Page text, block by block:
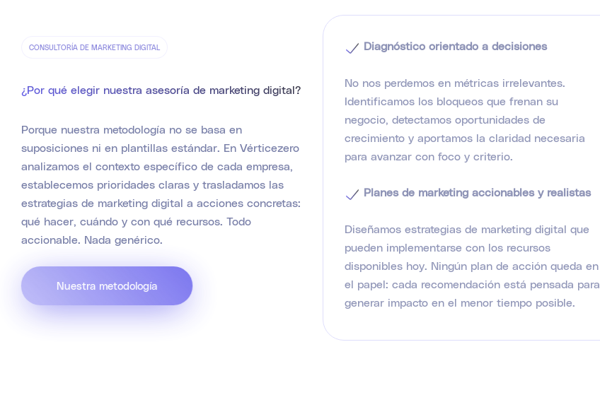
CONSULTORÍA DE MARKETING DIGITAL
¿Por qué elegir nuestra asesoría de marketing digital?
Porque nuestra metodología no se basa en
suposiciones ni en plantillas estándar. En Vérticezero
analizamos el contexto específico de cada empresa,
establecemos prioridades claras y trasladamos las
estrategias de marketing digital a acciones concretas:
qué hacer, cuándo y con qué recursos. Todo
accionable. Nada genérico.
Nuestra metodología
Diagnóstico orientado a decisiones
No nos perdemos en métricas irrelevantes.
Identificamos los bloqueos que frenan su
negocio, detectamos oportunidades de
crecimiento y aportamos la claridad necesaria
para avanzar con foco y criterio.
Planes de marketing accionables y realistas
Diseñamos estrategias de marketing digital que
pueden implementarse con los recursos
disponibles hoy. Ningún plan de acción queda en
el papel: cada recomendación está pensada para
generar impacto en el menor tiempo posible.